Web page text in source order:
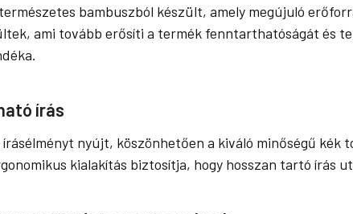
bambuszból készült, amely megújuló
ami tovább erősíti a termék fenntarthatóságát és
írás
írásélményt nyújt, köszönhetően a kiváló minőségű
kialakítás biztosítja, hogy hosszan tartó írás